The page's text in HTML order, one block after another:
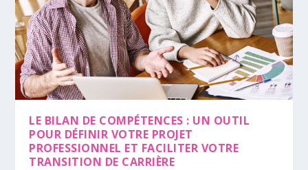
LE BILAN DE COMPÉTENCES : UN OUTIL
POUR DÉFINIR VOTRE PROJET
PROFESSIONNEL ET FACILITER VOTRE
TRANSITION DE CARRIÈRE